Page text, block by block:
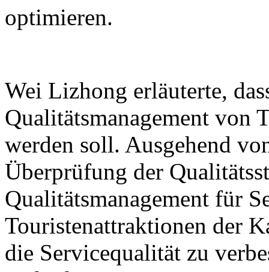
optimieren.
Wei Lizhong erläuterte,
Qualitätsmanagement von
werden soll. Ausgehend
Überprüfung der
Qualitätsmanagement für
Touristenattraktionen der
die Servicequalität zu